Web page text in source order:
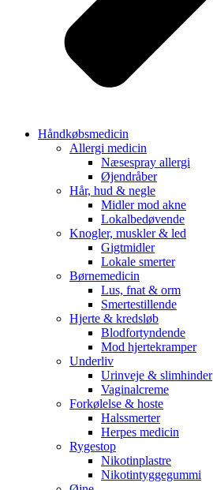
Håndkøbsmedicin
Allergi medicin
Næsespray allergi
Øjendråber
Hår, hud & negle
Midler mod akne
Lokalbedøvende
Knogler, muskler & led
Gigtmidler
Lokale smerter
Børnemedicin
Lus, fnat & orm
Smertestillende
Hjerte & kredsløb
Blodfortyndende
Mod hjertekramper
Underliv
Urinveje & slimhinder
Vaginalcreme
Forkølelse & hoste
Halssmerter
Herpes medicin
Rygestop
Nikotinplastre
Nikotintyggegummi